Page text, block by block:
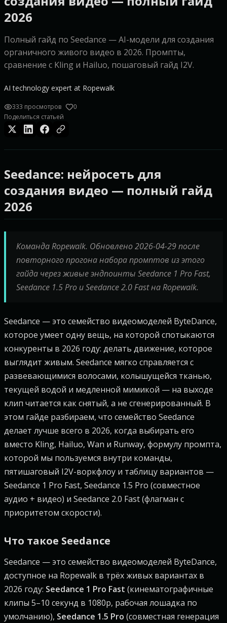
2026
Полный гайд по Seedance — AI-модели для создания
органичного живого видео в 2026. Промпты,
сравнение с Kling и Hailuo, пошаговый гайд I2V.
AI technology expert at Ropewalk
333 просмотров 0
Поделиться статьей
Seedance: нейросеть для
создания видео — полный гайд
2026
Команда Ropewalk. Обновлено 2026-04-29 после
повторного прогона набора промптов из этого
гайда через живые эндпоинты Seedance 1 Pro Fast,
Seedance 1.5 Pro и Seedance 2.0 Fast на Ropewalk.
Seedance — это семейство видеомоделей ByteDance,
которое умеет одну вещь, на которой спотыкаются
конкуренты в 2026 году: делать движение, которое
выглядит живым. Seedance мягко справляется с
развевающимися волосами, колышущейся тканью,
текущей водой и медленной мимикой — на выходе
клип читается как снятый, а не сгенерированный. В
этом гайде разбираем, что семейство Seedance
делает лучше всего в 2026, когда выбирать его
вместо Kling, Hailuo, Wan и Runway, формулу промпта,
которой мы пользуемся внутри команды,
пятишаговый I2V-воркфлоу и таблицу вариантов —
Seedance 1 Pro Fast, Seedance 1.5 Pro (совместное
аудио + видео) и Seedance 2.0 Fast (флагман с
приоритетом скорости).
Что такое Seedance
Seedance — это семейство видеомоделей ByteDance,
доступное на Ropewalk в трёх живых вариантах в
2026 году: Seedance 1 Pro Fast (кинематографичные
клипы 5–10 секунд в 1080p, рабочая лошадка по
умолчанию), Seedance 1.5 Pro (совместная генерация